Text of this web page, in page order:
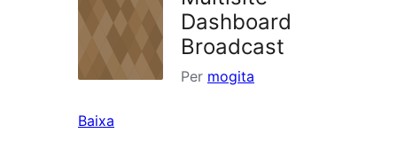
Dashboard
Broadcast
Per mogita
Baixa